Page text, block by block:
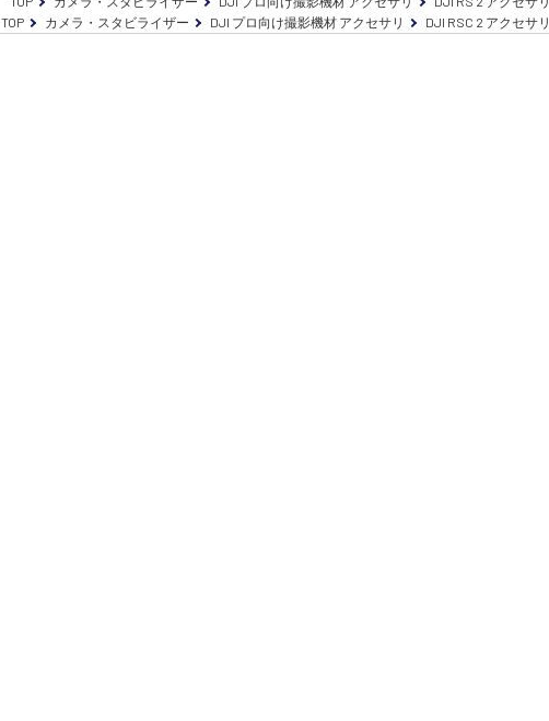
TOP
カメラ・スタビライザー DJI プロ向け撮影機材 アクセサリ DJI RSC 2 アクセサリ